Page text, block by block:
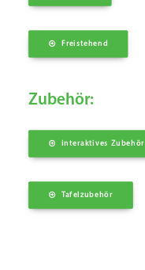
Freistehend
Zubehör:
interaktives Zubehör
Tafelzubehör